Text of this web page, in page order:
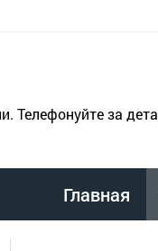
Телефонуйте за
Главная